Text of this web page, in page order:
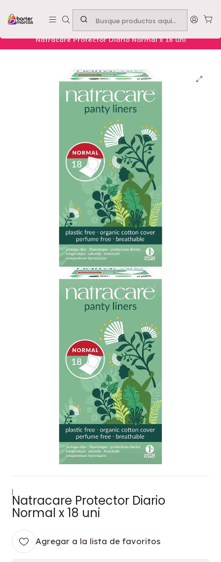
Emprende con nosotros -Compra mínima $50.000
Nuestros Productos HIGIENE Y CUIDADO
Natracare Protector Diario Normal x 18 uni
|
Natracare Protector Diario
Normal x 18 uni
Agregar a la lista de favoritos